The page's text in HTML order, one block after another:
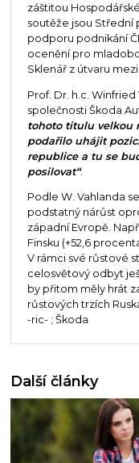
záštitou
soutěže jsou Střední
podporu podnikání
ocenění pro
Sklenář z útvaru
Prof. Dr. h.c.
společnosti Škoda
tohoto titulu velkou
podařilo uhájit
republice a tu se
posilovat“.
Podle W. Vahlanda
podstatný nárůst
západní Evropě.
Finsku (+52,6
V rámci své růstové
celosvětový odbyt
by přitom měly hrát
růstových trzích
-ric- ; Škoda
Další články